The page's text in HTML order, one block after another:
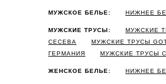
МУЖСКОЕ БЕЛЬЕ: НИЖНЕЕ
МУЖСКИЕ ТРУСЫ: МУЖСКИЕ
CECEBA
МУЖСКИЕ ТРУСЫ
ГЕРМАНИЯ
МУЖСКИЕ ТРУСЫ
ЖЕНСКОЕ БЕЛЬЕ: НИЖНЕЕ